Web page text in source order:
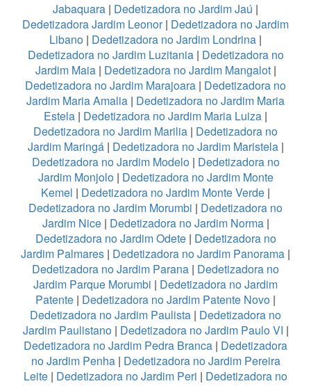
Jabaquara | Dedetizadora no Jardim Jaú |
Dedetizadora Jardim Leonor| Dedetizadora no Jardim
Libano | Dedetizadora no Jardim Londrina |
Dedetizadora no Jardim Luzitania| Dedetizadora no
Jardim Maia| Dedetizadora no Jardim Mangalot|
Dedetizadora no Jardim Marajoara | Dedetizadora no
Jardim Maria Amalia | Dedetizadora no Jardim Maria
Estela | Dedetizadora no Jardim Maria Luiza |
Dedetizadora no Jardim Marilia | Dedetizadora no
Jardim Maringá| Dedetizadora no Jardim Maristela|
Dedetizadora no Jardim Modelo| Dedetizadora no
Jardim Monjolo| Dedetizadora no Jardim Monte
Kemel | Dedetizadora no Jardim Monte Verde |
Dedetizadora no Jardim Morumbi | Dedetizadora no
Jardim Nice| Dedetizadora no Jardim Norma|
Dedetizadora no Jardim Odete| Dedetizadora no
Jardim Palmares | Dedetizadora no Jardim Panorama |
Dedetizadora no Jardim Parana | Dedetizadora no
Jardim Parque Morumbi | Dedetizadora no Jardim
Patente | Dedetizadora no Jardim Patente Novo |
Dedetizadora no Jardim Paulista | Dedetizadora no
Jardim Paulistano| Dedetizadora no Jardim Paulo VI |
Dedetizadora no Jardim Pedra Branca | Dedetizadora
no Jardim Penha| Dedetizadora no Jardim Pereira
Leite | Dedetizadora no Jardim Peri | Dedetizadora no